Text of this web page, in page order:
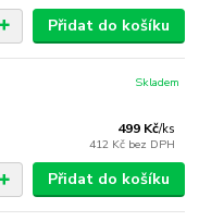
Přidat do košíku
499 Kč/ks
412 Kč bez DPH
Skladem
Přidat do košíku